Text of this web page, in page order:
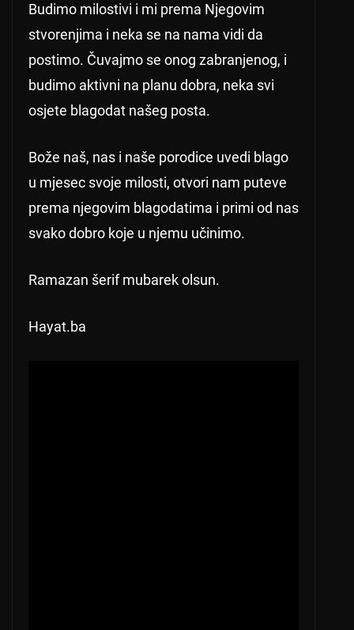
Budimo milostivi i mi prema Njegovim
stvorenjima i neka se na nama vidi da
postimo. Čuvajmo se onog zabranjenog, i
budimo aktivni na planu dobra, neka svi
osjete blagodat našeg posta.
Bože naš, nas i naše porodice uvedi blago
u mjesec svoje milosti, otvori nam puteve
prema njegovim blagodatima i primi od nas
svako dobro koje u njemu učinimo.
Ramazan šerif mubarek olsun.
Hayat.ba